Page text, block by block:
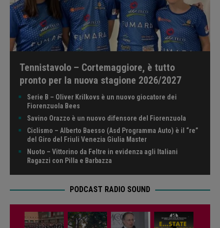
Tennistavolo – Cortemaggiore, è tutto
pronto per la nuova stagione 2026/2027
Serie B – Oliver Krilkovs è un nuovo giocatore dei
Fiorenzuola Bees
Savino Orazzo è un nuovo difensore del Fiorenzuola
Ciclismo – Alberto Baesso (Asd Programma Auto) è il “re”
del Giro del Friuli Venezia Giulia Master
Nuoto – Vittorino da Feltre in evidenza agli Italiani
Ragazzi con Pilla e Barbazza
PODCAST RADIO SOUND